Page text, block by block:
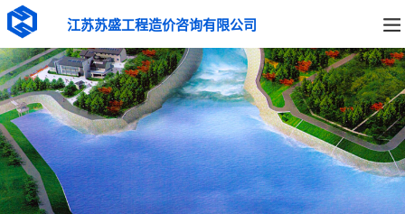
江苏苏盛工程造价咨询有限公司